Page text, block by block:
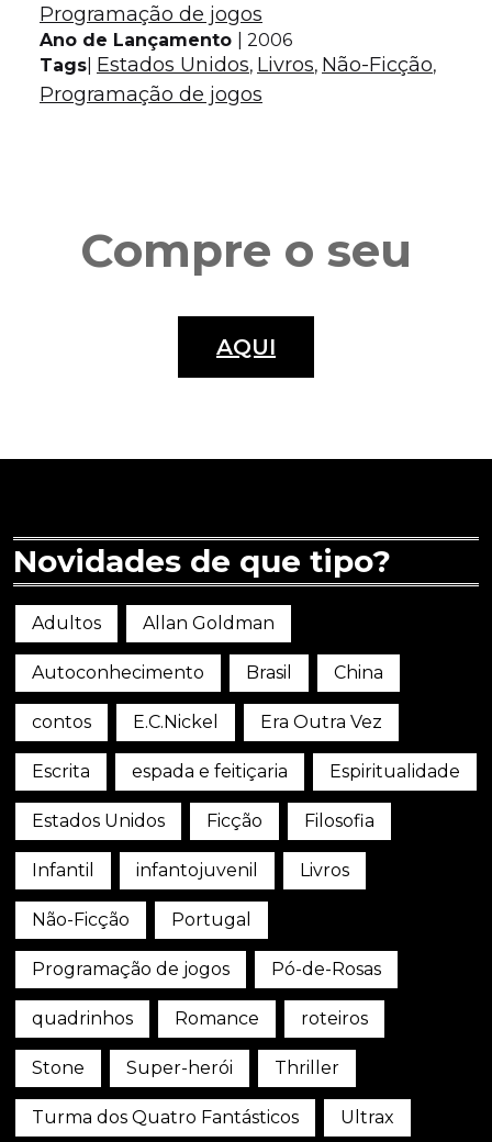
Programação de jogos
Ano de Lançamento
| 2006
Tags Estados Unidos, Livros, Não-Ficção,
Programação de jogos
Compre o seu
AQUI
Novidades de que tipo?
Adultos Allan Goldman
Autoconhecimento Brasil China
contos E.C.Nickel Era Outra Vez
Escrita espada e feitiçaria Espiritualidade
Estados Unidos Ficção Filosofia
Infantil infantojuvenil Livros
Não-Ficção Portugal
Programação de jogos Pó-de-Rosas
quadrinhos Romance roteiros
Stone Super-herói Thriller
Turma dos Quatro Fantásticos Ultrax